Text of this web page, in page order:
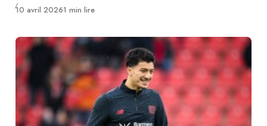
Publié
10 avril 20261 min lire